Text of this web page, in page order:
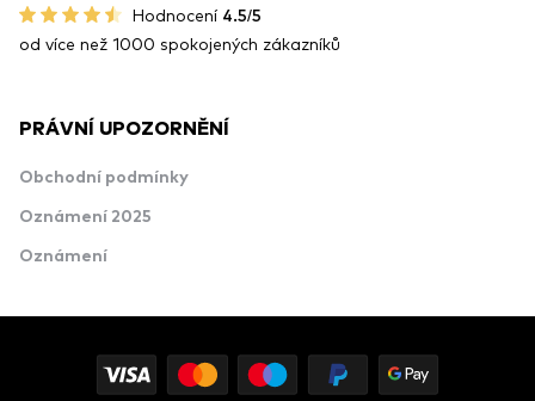
Hodnocení 4.5/5
od více než 1000 spokojených zákazníků
PRÁVNÍ UPOZORNĚNÍ
Obchodní podmínky
Oznámení 2025
Oznámení